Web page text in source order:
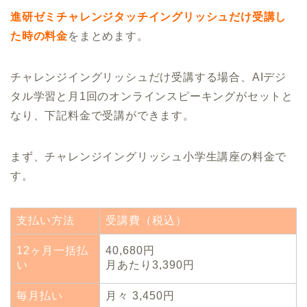
進研ゼミチャレンジタッチイングリッシュだけ受講し
た時の料金をまとめます。
チャレンジイングリッシュだけ受講する場合、AIデジ
タル学習と月1回のオンラインスピーキングがセットと
なり、下記料金で受講ができます。
まず、チャレンジイングリッシュ小学生講座の料金で
す。
支払い方法 受講費（税込）
12ヶ月一括払
い
40,680円
月あたり3,390円
毎月払い 月々 3,450円